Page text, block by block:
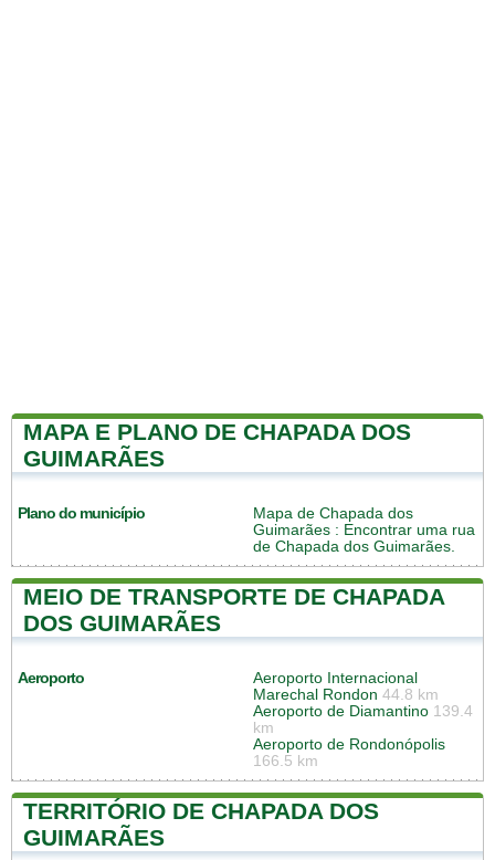
MAPA E PLANO DE CHAPADA DOS
GUIMARÃES
Plano do município
Mapa de Chapada dos
Guimarães : Encontrar uma rua
de Chapada dos Guimarães.
MEIO DE TRANSPORTE DE CHAPADA
DOS GUIMARÃES
Aeroporto
Aeroporto Internacional
Marechal Rondon 44.8 km
Aeroporto de Diamantino 139.4
km
Aeroporto de Rondonópolis
166.5 km
TERRITÓRIO DE CHAPADA DOS
GUIMARÃES